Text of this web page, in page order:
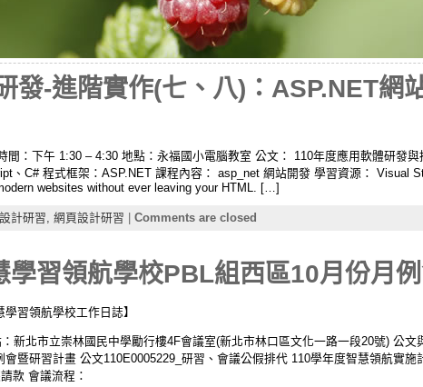
發-進階實作(七、八)：ASP.NET網
間：下午 1:30 – 4:30 地點：永福國小電腦教室 公文： 110年度應用軟體研發
、C# 程式框架：ASP.NET 課程內容： asp_net 網站開發 學習資源： Visual
websites without ever leaving your HTML. […]
計研習, 網頁設計研習 Comments are closed
學習領航學校PBL組西區10月份月
習領航學校工作日誌】
新北市立崇林國民中學勵行樓4F會議室(新北市林口區文化一路一段20號) 公
暨研習計畫 公文110E0005229_研習、會議公假排代 110學年度智慧領航實
款 會議流程：